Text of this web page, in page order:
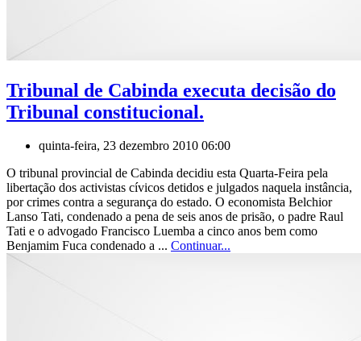
Tribunal de Cabinda executa decisão do
Tribunal constitucional.
quinta-feira, 23 dezembro 2010 06:00
O tribunal provincial de Cabinda decidiu esta Quarta-Feira pela
libertação dos activistas cívicos detidos e julgados naquela instância,
por crimes contra a segurança do estado. O economista Belchior
Lanso Tati, condenado a pena de seis anos de prisão, o padre Raul
Tati e o advogado Francisco Luemba a cinco anos bem como
Benjamim Fuca condenado a ... Continuar...